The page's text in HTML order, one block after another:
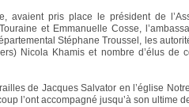
avaient pris place le président de
et Emmanuelle Cosse,
Stéphane Troussel, les
Nicola Khamis et nombre d’élus de
de Jacques Salvator en l’église
l’ont accompagné jusqu’à son ultime